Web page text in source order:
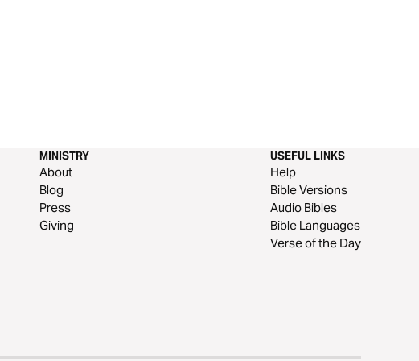
MINISTRY
About
Blog
Press
Giving
USEFUL LINKS
Help
Bible Versions
Audio Bibles
Bible Languages
Verse of the Day